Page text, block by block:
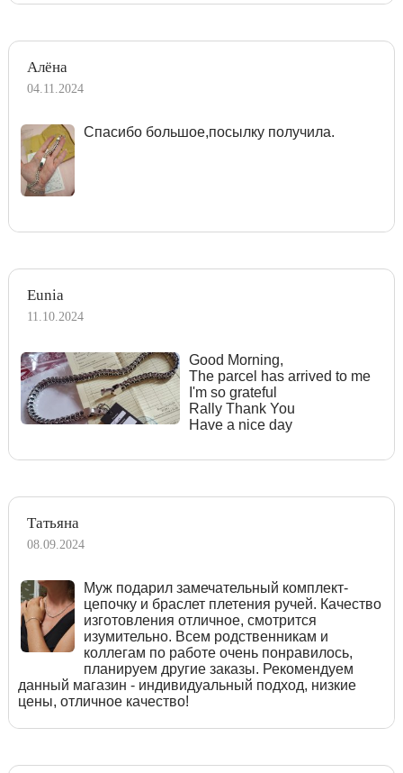
Алёна
04.11.2024
Спасибо большое,посылку получила.
Eunia
11.10.2024
Good Morning,
The parcel has arrived to me
I'm so grateful
Rally Thank You
Have a nice day
Татьяна
08.09.2024
Муж подарил замечательный комплект-
цепочку и браслет плетения ручей. Качество
изготовления отличное, смотрится
изумительно. Всем родственникам и
коллегам по работе очень понравилось,
планируем другие заказы. Рекомендуем
данный магазин - индивидуальный подход, низкие
цены, отличное качество!